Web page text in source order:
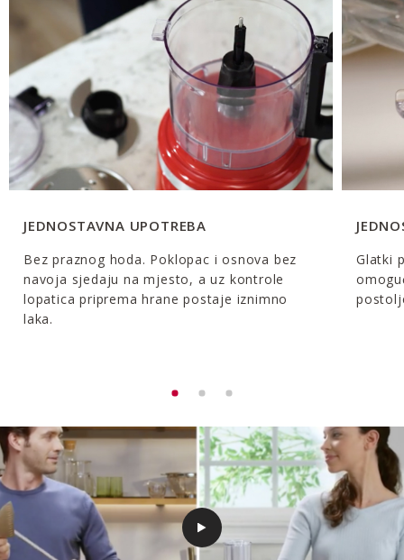
JEDNOSTAVNA UPOTREBA
Bez praznog hoda. Poklopac i osnova bez
navoja sjedaju na mjesto, a uz kontrole
lopatica priprema hrane postaje iznimno
laka.
Glatki